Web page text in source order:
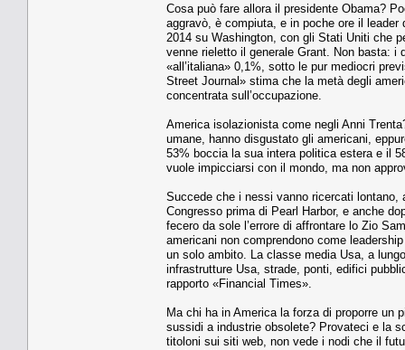
Cosa può fare allora il presidente Obama?
aggravò, è compiuta, e in poche ore il
2014 su Washington, con gli Stati Uniti che
venne rieletto il generale Grant. Non basta:
«all’italiana» 0,1%, sotto le pur mediocri
Street Journal» stima che la metà degli
concentrata sull’occupazione.
America isolazionista come negli Anni
umane, hanno disgustato gli americani,
53% boccia la sua intera politica estera e il
vuole impicciarsi con il mondo, ma non
Succede che i nessi vanno ricercati lontano,
Congresso prima di Pearl Harbor, e anche
fecero da sole l’errore di affrontare lo Zio
americani non comprendono come
un solo ambito. La classe media Usa, a
infrastrutture Usa, strade, ponti, edifici
rapporto «Financial Times».
Ma chi ha in America la forza di proporre un
sussidi a industrie obsolete? Provateci e la
titoloni sui siti web, non vede i nodi che il